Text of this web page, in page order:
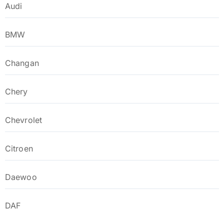
Audi
BMW
Changan
Chery
Chevrolet
Citroen
Daewoo
DAF